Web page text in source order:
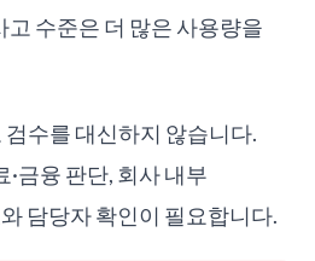
고 수준은 더 많은 사용량을
수를 대신하지 않습니다.
·금융 판단, 회사 내부
담당자 확인이 필요합니다.